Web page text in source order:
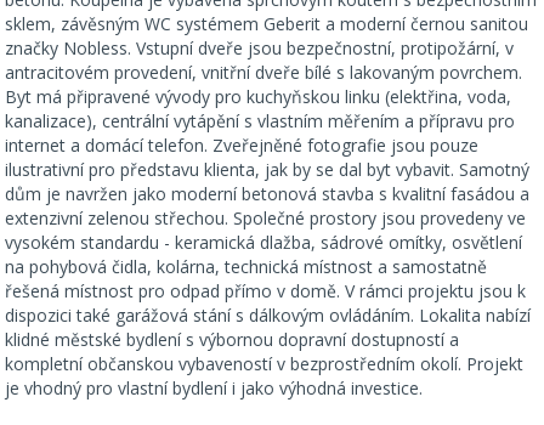
sklem, závěsným WC systémem Geberit a moderní černou sanitou
značky Nobless. Vstupní dveře jsou bezpečnostní, protipožární, v
antracitovém provedení, vnitřní dveře bílé s lakovaným povrchem.
Byt má připravené vývody pro kuchyňskou linku (elektřina, voda,
kanalizace), centrální vytápění s vlastním měřením a přípravu pro
internet a domácí telefon. Zveřejněné fotografie jsou pouze
ilustrativní pro představu klienta, jak by se dal byt vybavit. Samotný
dům je navržen jako moderní betonová stavba s kvalitní fasádou a
extenzivní zelenou střechou. Společné prostory jsou provedeny ve
vysokém standardu - keramická dlažba, sádrové omítky, osvětlení
na pohybová čidla, kolárna, technická místnost a samostatně
řešená místnost pro odpad přímo v domě. V rámci projektu jsou k
dispozici také garážová stání s dálkovým ovládáním. Lokalita nabízí
klidné městské bydlení s výbornou dopravní dostupností a
kompletní občanskou vybaveností v bezprostředním okolí. Projekt
je vhodný pro vlastní bydlení i jako výhodná investice.